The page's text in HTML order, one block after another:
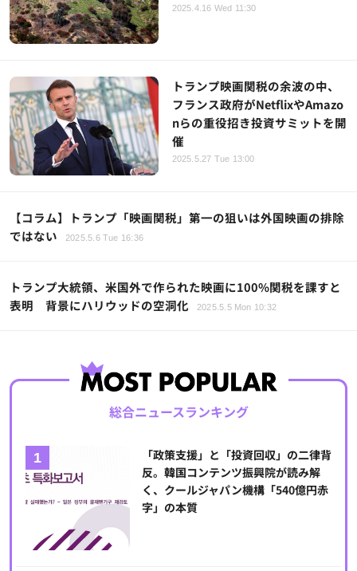
2025.4.16 Wed 11:30
トランプ映画関税の余波の中、
フランス政府がNetflixやAmazo
nらの重役招き投資サミットを開
催
2025.5.27 Tue 13:00
【コラム】トランプ「映画関税」第一の狙いは外国映画の排除
ではない
2025.5.6 Tue 16:36
トランプ大統領、米国外で作られた映画に100%関税を課すと
表明 背景にハリウッドの空洞化
2025.5.5 Mon 10:32
総合ニュースランキング
「政策支援」と「投資回収」の二律背
反。韓国コンテンツ振興院が読み解
く、クールジャパン機構「540億円赤
字」の本質